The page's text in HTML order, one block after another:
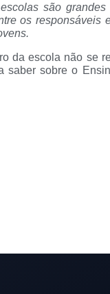
são
os responsáveis
da escola não se
saber sobre o